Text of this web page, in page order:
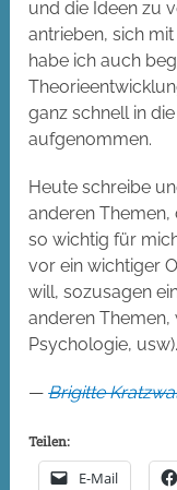
und die Ideen zu
antrieben, sich
habe ich auch
ganz schnell in
aufgenommen.
Heute schreibe
anderen Themen,
so wichtig für
vor ein wichtiger
will, sozusagen
anderen Themen,
Psychologie, usw).
—Brigitte
Teilen:
E-Mail